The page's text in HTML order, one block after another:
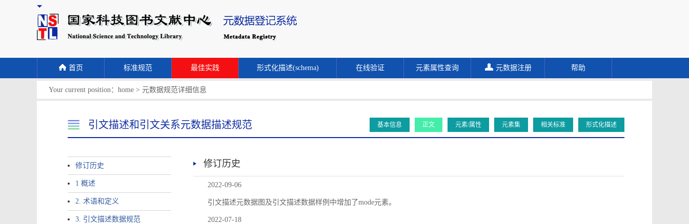
首页 标准规范 最佳实践 形式化描述(schema) 在线验证 元素属性查询 元数据注册 帮助
Your current position： home > 元数据规范详细信息
引文描述和引文关系元数据描述规范 基本信息 正文 元素/属性 元素集 相关标准 形式化描述
修订历史
1 概述
2. 术语和定义
3. 引文描述数据规范
修订历史
2022-09-06
引文描述元数据图及引文描述数据样例中增加了mode元素。
2022-07-18